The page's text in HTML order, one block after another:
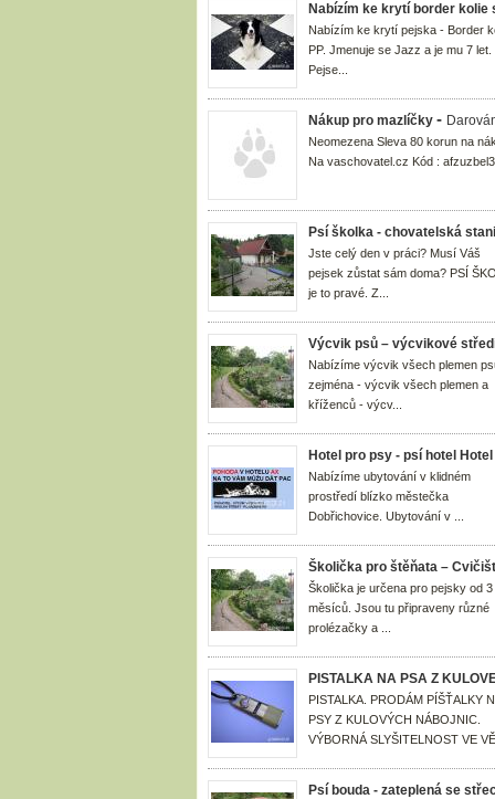
Nabízím ke krytí border kolie
Nabízím ke krytí pejska - Border
PP. Jmenuje se Jazz a je mu 7 let.
Pejse...
Nákup pro mazlíčky -
Neomezena Sleva 80 korun na
Na vaschovatel.cz Kód :
Psí školka - chovatelská
Jste celý den v práci? Musí Váš
pejsek zůstat sám doma? PSÍ
je to pravé. Z...
Výcvik psů – výcvikové
Nabízíme výcvik všech plemen
zejména - výcvik všech plemen a
kříženců - výcv...
Hotel pro psy - psí hotel
Nabízíme ubytování v klidném
prostředí blízko městečka
Dobřichovice. Ubytování v ...
Školička pro štěňata –
Školička je určena pro pejsky od 3
měsíců. Jsou tu připraveny různé
prolézačky a ...
PISTALKA NA PSA Z
PISTALKA. PRODÁM PÍŠŤALKY
PSY Z KULOVÝCH NÁBOJNIC.
VÝBORNÁ SLYŠITELNOST VE
Psí bouda - zateplená se